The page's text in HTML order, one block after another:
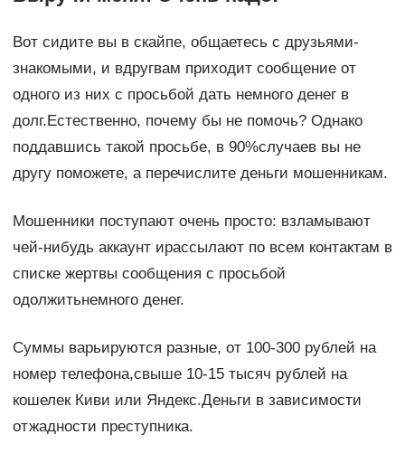
Вот сидите вы в скайпе, общаетесь с друзьями-
знакомыми, и вдругвам приходит сообщение от
одного из них с просьбой дать немного денег в
долг.Естественно, почему бы не помочь? Однако
поддавшись такой просьбе, в 90%случаев вы не
другу поможете, а перечислите деньги мошенникам.
Мошенники поступают очень просто: взламывают
чей-нибудь аккаунт ирассылают по всем контактам в
списке жертвы сообщения с просьбой
одолжитьнемного денег.
Суммы варьируются разные, от 100-300 рублей на
номер телефона,свыше 10-15 тысяч рублей на
кошелек Киви или Яндекс.Деньги в зависимости
отжадности преступника.